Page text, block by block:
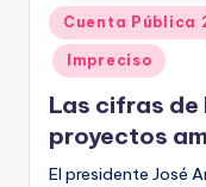
Publicado
en
Cuenta Pública
Impreciso
Las cifras de
proyectos
El presidente José